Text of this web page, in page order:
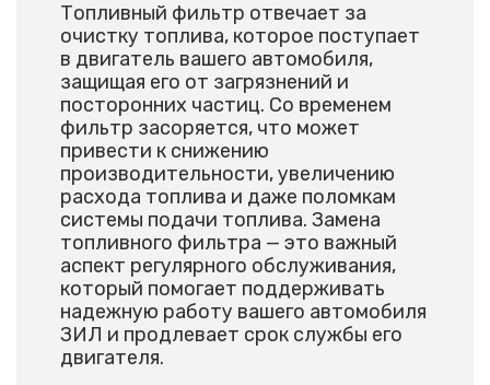
Топливный фильтр отвечает за
очистку топлива, которое поступает
в двигатель вашего автомобиля,
защищая его от загрязнений и
посторонних частиц. Со временем
фильтр засоряется, что может
привести к снижению
производительности, увеличению
расхода топлива и даже поломкам
системы подачи топлива. Замена
топливного фильтра — это важный
аспект регулярного обслуживания,
который помогает поддерживать
надежную работу вашего автомобиля
ЗИЛ и продлевает срок службы его
двигателя.